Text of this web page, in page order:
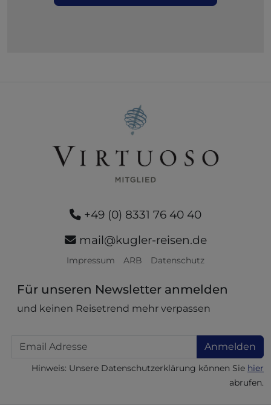
+49 (0) 8331 76 40 40
mail@kugler-reisen.de
Impressum ARB Datenschutz
Für unseren Newsletter anmelden
und keinen Reisetrend mehr verpassen
Email Anmelden
Hinweis: Unsere Datenschutzerklärung können Sie hier
abrufen.